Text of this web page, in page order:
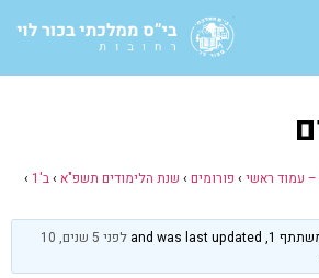
– עמוד ראשי › פורומים › שנת הלימודים תשפ"א ›ב'1
›
לפני 5 שנים, 10